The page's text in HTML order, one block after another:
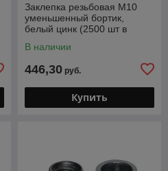
Заклепка резьбовая М10
уменьшенный бортик,
белый цинк (2500 шт в
В наличии
446,30 руб.
Купить